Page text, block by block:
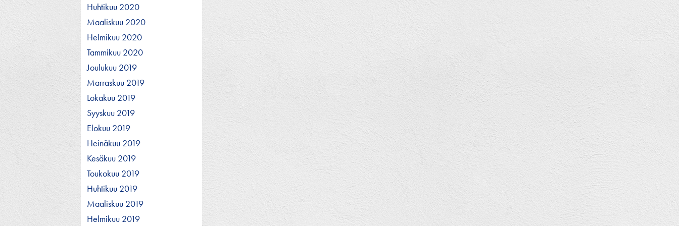
Huhtikuu 2020
Maaliskuu 2020
Helmikuu 2020
Tammikuu 2020
Joulukuu 2019
Marraskuu 2019
Lokakuu 2019
Syyskuu 2019
Elokuu 2019
Heinäkuu 2019
Kesäkuu 2019
Toukokuu 2019
Huhtikuu 2019
Maaliskuu 2019
Helmikuu 2019